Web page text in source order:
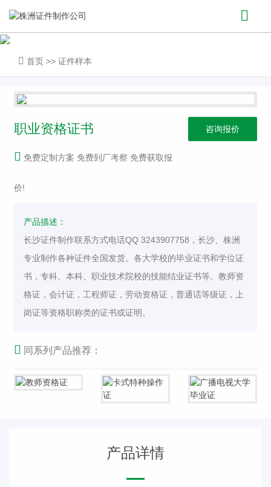
首页 >> 证件样本
职业资格证书
免费定制方案 免费到厂考察 免费获取报
价!
咨询报价
产品描述：
长沙证件制作联系方式电话QQ 3243907758，长沙、株洲
专业制作各种证件全国发货。各大学校的毕业证书和学位证
书，专科、本科、职业技术院校的技能结业证书等。教师资
格证，会计证，工程师证，劳动资格证，普通话等级证，上
岗证等资格职称类的证书或证明。
同系列产品推荐：
产品详情